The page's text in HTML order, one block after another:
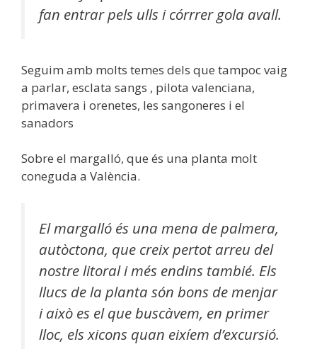
fan entrar pels ulls i córrrer gola avall.
Seguim amb molts temes dels que tampoc vaig
a parlar, esclata sangs , pilota valenciana,
primavera i orenetes, les sangoneres i el
sanadors
Sobre el margalló, que és una planta molt
coneguda a València.
El margalló és una mena de palmera,
autòctona, que creix pertot arreu del
nostre litoral i més endins tambié. Els
llucs de la planta són bons de menjar
i això es el que buscàvem, en primer
lloc, els xicons quan eixíem d’excursió.